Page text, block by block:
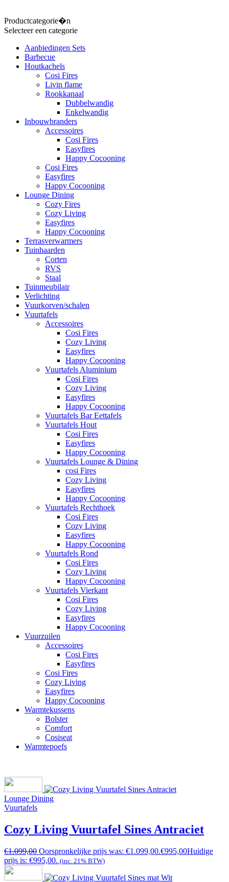
Productcategorie�n
Selecteer een categorie
Aanbiedingen Sets
Barbecue
Houtkachels
Cosi Fires
Livin flame
Rookkanaal
Dubbelwandig
Enkelwandig
Inbouwbranders
Accessoires
Cosi Fires
Easyfires
Happy Cocooning
Cosi Fires
Easyfires
Happy Cocooning
Lounge Dining
Cozy Fires
Cozy Living
Easyfires
Happy Cocooning
Terrasverwarmers
Tuinhaarden
Corten
RVS
Staal
Tuinmeubilair
Verlichting
Vuurkorven/schalen
Vuurtafels
Accessoires
Cosi Fires
Cozy Living
Easyfires
Happy Cocooning
Vuurtafels Aluminium
Cosi Fires
Cozy Living
Easyfires
Happy Cocooning
Vuurtafels Bar Eettafels
Vuurtafels Hout
Cosi Fires
Easyfires
Happy Cocooning
Vuurtafels Lounge & Dining
cosi Fires
Cozy Living
Easyfires
Happy Cocooning
Vuurtafels Rechthoek
Cosi Fires
Cozy Living
Easyfires
Happy Cocooning
Vuurtafels Rond
Cosi Fires
Cozy Living
Happy Cocooning
Vuurtafels Vierkant
Cosi Fires
Cozy Living
Easyfires
Happy Cocooning
Vuurzuilen
Accessoires
Cosi Fires
Easyfires
Cosi Fires
Cozy Living
Easyfires
Happy Cocooning
Warmtekussens
Bolster
Comfort
Cosiseat
Warmtepoefs
Lounge Dining
Vuurtafels
Cozy Living Vuurtafel Sines Antraciet
€1.099,00 Oorspronkelijke prijs was: €1.099,00.€995,00Huidige
prijs is: €995,00. (inc. 21% BTW)